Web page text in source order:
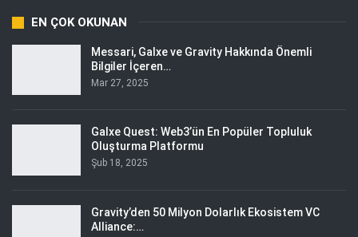
EN ÇOK OKUNAN
Messari, Galxe ve Gravity Hakkında Önemli
Bilgiler İçeren…
Mar 27, 2025
Galxe Quest: Web3’ün En Popüler Topluluk
Oluşturma Platformu
Şub 18, 2025
Gravity’den 50 Milyon Dolarlık Ekosistem VC
Alliance:…